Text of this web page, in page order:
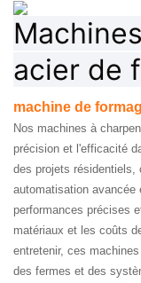
acier de
machine de
Nos machines à
précision et l'efficacité
des projets résidentiels,
automatisation
performances précises
matériaux et les coûts
entretenir, ces
des fermes et des